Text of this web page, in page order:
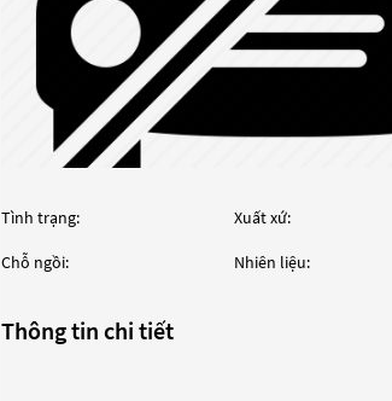
Tình trạng: Xuất xứ:
Chỗ ngồi: Nhiên liệu:
Thông tin chi tiết